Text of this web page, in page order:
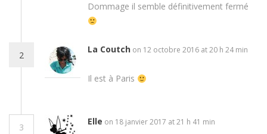
Dommage il semble définitivement fermé
2
La Coutch on 12 octobre 2016 at 20 h 24 min
Il est à Paris
3
Elle on 18 janvier 2017 at 21 h 41 min